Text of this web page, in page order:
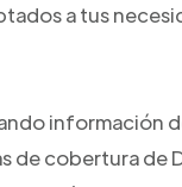
a tus
información
de cobertura de